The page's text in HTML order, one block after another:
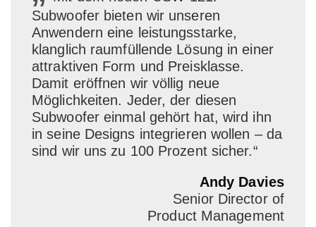
Subwoofer bieten wir unseren
Anwendern eine leistungsstarke,
klanglich raumfüllende Lösung in einer
attraktiven Form und Preisklasse.
Damit eröffnen wir völlig neue
Möglichkeiten. Jeder, der diesen
Subwoofer einmal gehört hat, wird ihn
in seine Designs integrieren wollen – da
sind wir uns zu 100 Prozent sicher.“
Andy Davies
Senior Director of
Product Management